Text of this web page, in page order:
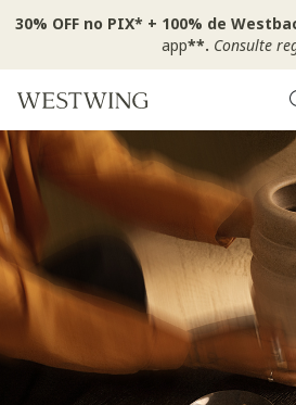
30% OFF no PIX* + 100% de
app**. Consulte